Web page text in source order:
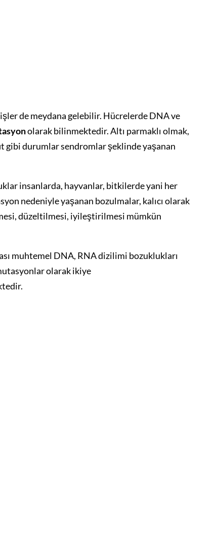
de meydana gelebilir. Hücrelerde DNA ve
olarak bilinmektedir. Altı parmaklı olmak,
gibi durumlar sendromlar şeklinde yaşanan
insanlarda, hayvanlar, bitkilerde yani her
nedeniyle yaşanan bozulmalar, kalıcı olarak
düzeltilmesi, iyileştirilmesi mümkün
muhtemel DNA, RNA dizilimi bozuklukları
olarak ikiye